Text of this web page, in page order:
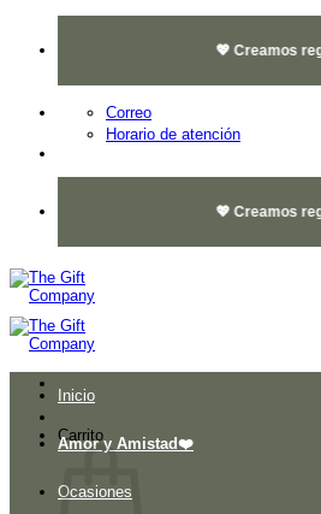
💖 Creamos
Correo
Horario de atención
💖 Creamos
Carrito
Inicio
Amor y Amistad❤️
Ocasiones